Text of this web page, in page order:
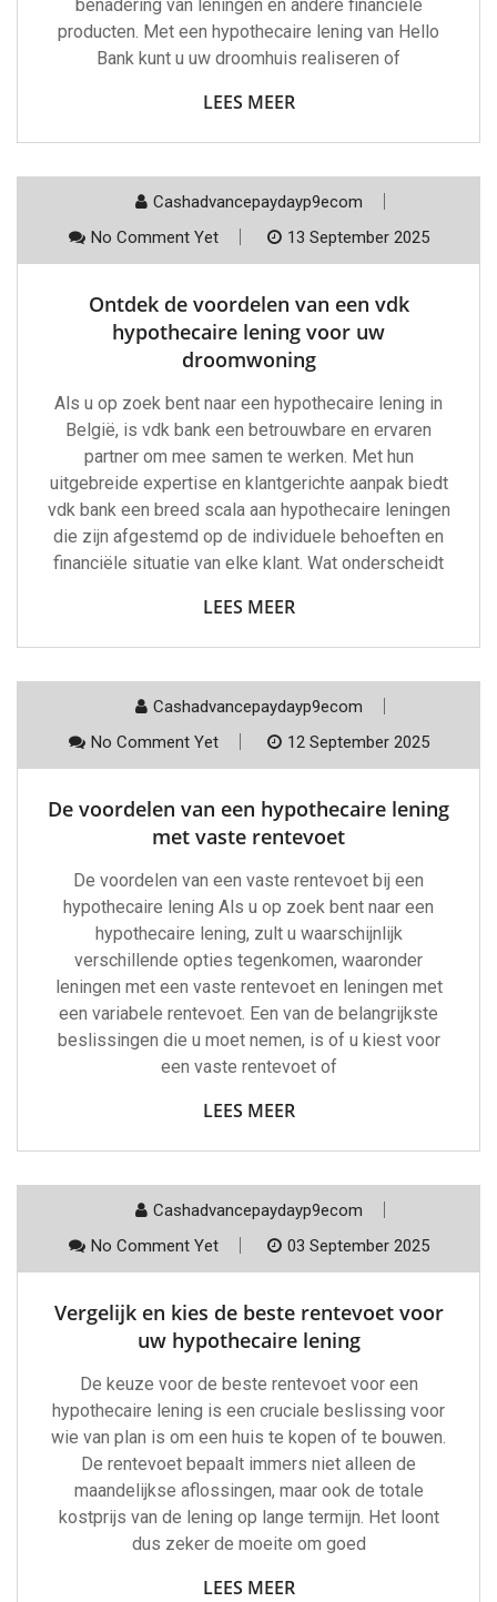
benadering van leningen en andere financiële
producten. Met een hypothecaire lening van Hello
Bank kunt u uw droomhuis realiseren of
LEES MEER
Cashadvancepaydayp9ecom
No Comment Yet
13 September 2025
Ontdek de voordelen van een vdk
hypothecaire lening voor uw
droomwoning
Als u op zoek bent naar een hypothecaire lening in
België, is vdk bank een betrouwbare en ervaren
partner om mee samen te werken. Met hun
uitgebreide expertise en klantgerichte aanpak biedt
vdk bank een breed scala aan hypothecaire leningen
die zijn afgestemd op de individuele behoeften en
financiële situatie van elke klant. Wat onderscheidt
LEES MEER
Cashadvancepaydayp9ecom
No Comment Yet
12 September 2025
De voordelen van een hypothecaire lening
met vaste rentevoet
De voordelen van een vaste rentevoet bij een
hypothecaire lening Als u op zoek bent naar een
hypothecaire lening, zult u waarschijnlijk
verschillende opties tegenkomen, waaronder
leningen met een vaste rentevoet en leningen met
een variabele rentevoet. Een van de belangrijkste
beslissingen die u moet nemen, is of u kiest voor
een vaste rentevoet of
LEES MEER
Cashadvancepaydayp9ecom
No Comment Yet
03 September 2025
Vergelijk en kies de beste rentevoet voor
uw hypothecaire lening
De keuze voor de beste rentevoet voor een
hypothecaire lening is een cruciale beslissing voor
wie van plan is om een huis te kopen of te bouwen.
De rentevoet bepaalt immers niet alleen de
maandelijkse aflossingen, maar ook de totale
kostprijs van de lening op lange termijn. Het loont
dus zeker de moeite om goed
LEES MEER